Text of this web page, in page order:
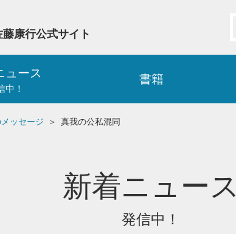
康行公式サイト
ュース
中！
書籍
ッセージ 真我の公私混同
新着ニュース
発信中！